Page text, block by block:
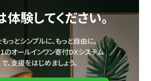
体験してください。
っとシンプルに、もっと自由に。
のオールインワン寄付DXシステム
で、支援をはじめましょう。